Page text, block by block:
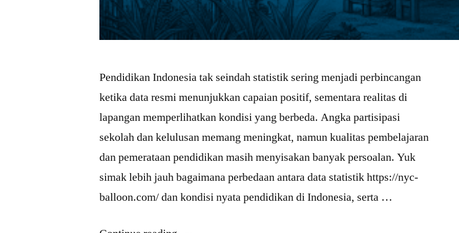
Pendidikan Indonesia tak seindah statistik sering menjadi perbincangan
ketika data resmi menunjukkan capaian positif, sementara realitas di
lapangan memperlihatkan kondisi yang berbeda. Angka partisipasi
sekolah dan kelulusan memang meningkat, namun kualitas pembelajaran
dan pemerataan pendidikan masih menyisakan banyak persoalan. Yuk
simak lebih jauh bagaimana perbedaan antara data statistik https://nyc-
balloon.com/ dan kondisi nyata pendidikan di Indonesia, serta …